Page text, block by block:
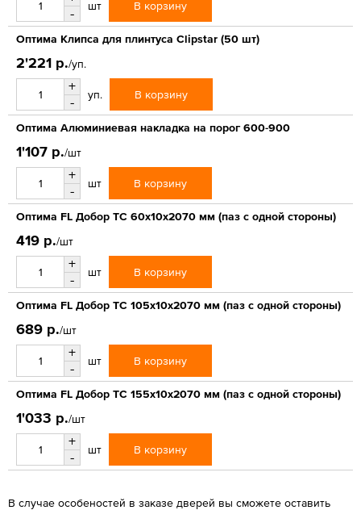
-
шт В корзину
Оптима Клипса для плинтуса Clipstar (50 шт)
2'221 р./уп.
+
-
уп. В корзину
Оптима Алюминиевая накладка на порог 600-900
1'107 р./шт
+
-
шт В корзину
Оптима FL Добор ТС 60х10х2070 мм (паз с одной стороны)
419 р./шт
+
-
шт В корзину
Оптима FL Добор ТС 105х10х2070 мм (паз с одной стороны)
689 р./шт
+
-
шт В корзину
Оптима FL Добор ТС 155х10х2070 мм (паз с одной стороны)
1'033 р./шт
+
-
шт В корзину
В случае особеностей в заказе дверей вы сможете оставить